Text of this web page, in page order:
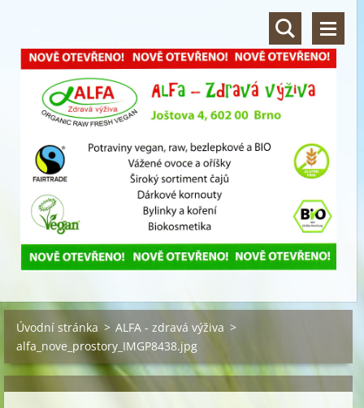
Úvodní stránka > ALFA - zdravá výživa >
alfa_nove_prostory_IMGP8438.jpg